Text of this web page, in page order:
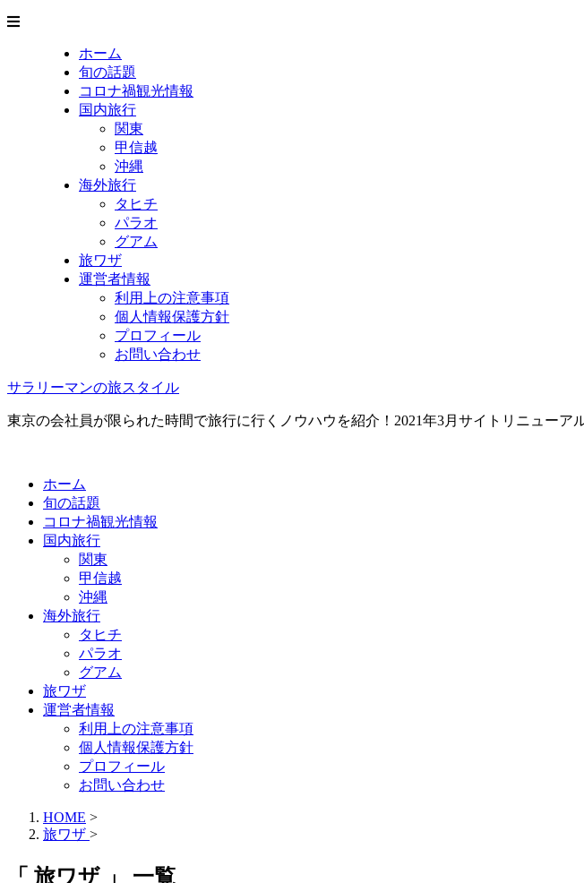
ホーム
旬の話題
コロナ禍観光情報
国内旅行
関東
甲信越
沖縄
海外旅行
タヒチ
パラオ
グアム
旅ワザ
運営者情報
利用上の注意事項
個人情報保護方針
プロフィール
お問い合わせ
サラリーマンの旅スタイル
東京の会社員が限られた時間で旅行に行くノウハウを紹介！2021年3月サイトリニュー
ホーム
旬の話題
コロナ禍観光情報
国内旅行
関東
甲信越
沖縄
海外旅行
タヒチ
パラオ
グアム
旅ワザ
運営者情報
利用上の注意事項
個人情報保護方針
プロフィール
お問い合わせ
HOME >
旅ワザ >
「 旅ワザ 」 一覧